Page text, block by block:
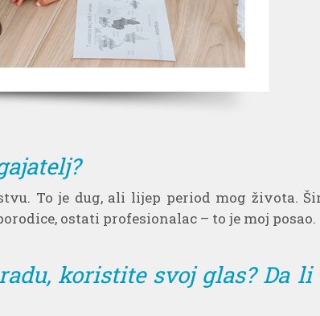
To je dug, ali lijep period mog života.
ostati profesionalac – to je moj posao.
koristite svoj glas? Da